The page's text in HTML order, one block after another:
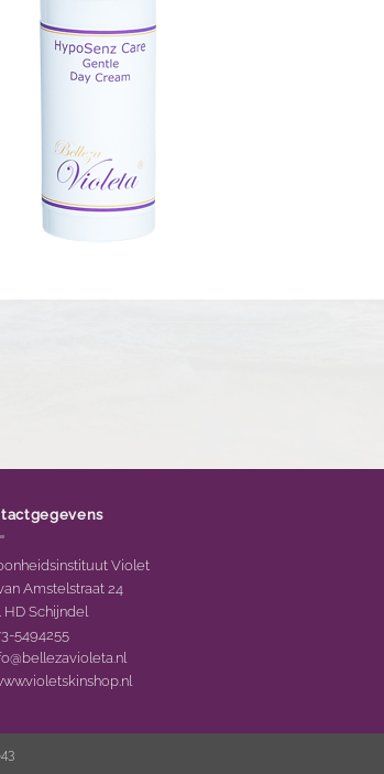
Violet
Amstelstraat 24
HD Schijndel
5494255